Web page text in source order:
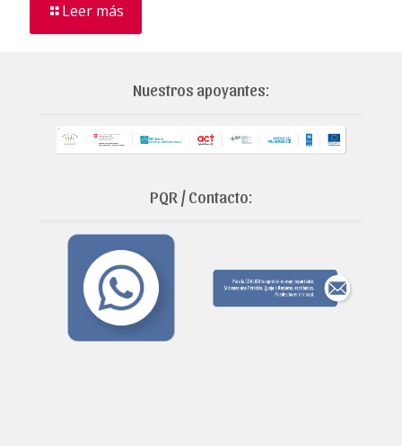
Leer más
Nuestros apoyantes:
PQR / Contacto: